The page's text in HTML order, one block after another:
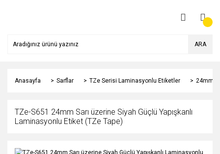
ARA
Anasayfa Sarflar TZe Serisi Laminasyonlu Etiketler 24mm
TZe-S651 24mm Sarı üzerine Siyah Güçlü Yapışkanlı
Laminasyonlu Etiket (TZe Tape)